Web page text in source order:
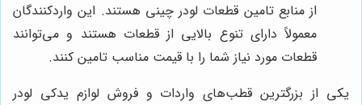
از منابع تامین قطعات لودر چینی هستند. این واردکنندگان
معمولاً دارای تنوع بالایی از قطعات هستند و می‌توانند
قطعات مورد نیاز شما را با قیمت مناسب تامین کنند.
یکی از بزرگترین قطب‌های واردات و فروش لوازم یدکی لودر